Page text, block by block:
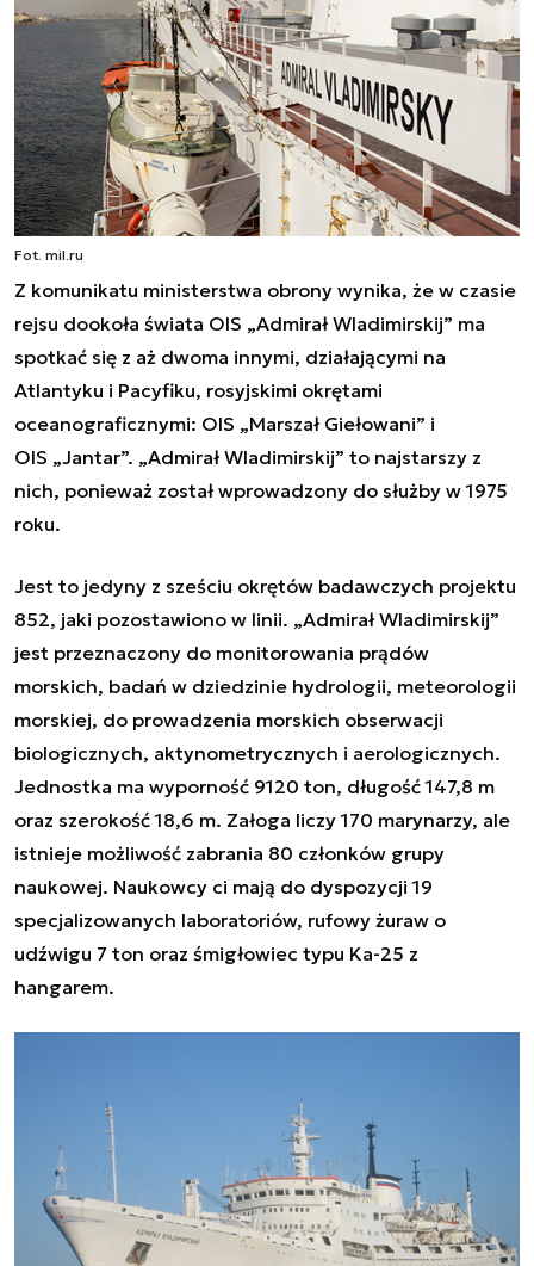
Fot. mil.ru
Z komunikatu ministerstwa obrony wynika, że w czasie
rejsu dookoła świata OIS „Admirał Wladimirskij” ma
spotkać się z aż dwoma innymi, działającymi na
Atlantyku i Pacyfiku, rosyjskimi okrętami
oceanograficznymi: OIS „Marszał Giełowani” i
OIS „Jantar”. „Admirał Wladimirskij” to najstarszy z
nich, ponieważ został wprowadzony do służby w 1975
roku.
Jest to jedyny z sześciu okrętów badawczych projektu
852, jaki pozostawiono w linii. „Admirał Wladimirskij”
jest przeznaczony do monitorowania prądów
morskich, badań w dziedzinie hydrologii, meteorologii
morskiej, do prowadzenia morskich obserwacji
biologicznych, aktynometrycznych i aerologicznych.
Jednostka ma wyporność 9120 ton, długość 147,8 m
oraz szerokość 18,6 m. Załoga liczy 170 marynarzy, ale
istnieje możliwość zabrania 80 członków grupy
naukowej. Naukowcy ci mają do dyspozycji 19
specjalizowanych laboratoriów, rufowy żuraw o
udźwigu 7 ton oraz śmigłowiec typu Ka-25 z
hangarem.